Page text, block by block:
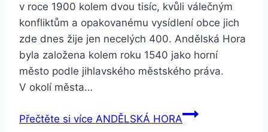
v roce 1900 kolem dvou tisíc, kvůli válečným
konfliktům a opakovanému vysídlení obce jich
zde dnes žije jen necelých 400. Andělská Hora
byla založena kolem roku 1540 jako horní
město podle jihlavského městského práva.
V okolí města…
Přečtěte si více ANDĚLSKÁ HORA